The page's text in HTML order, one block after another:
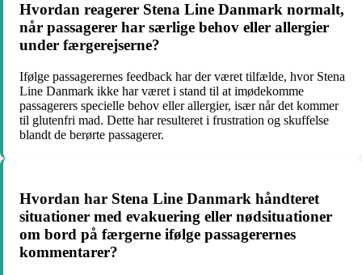
Hvordan reagerer Stena Line Danmark normalt,
når passagerer har særlige behov eller allergier
under færgerejserne?
Ifølge passagerernes feedback har der været tilfælde, hvor Stena
Line Danmark ikke har været i stand til at imødekomme
passagerers specielle behov eller allergier, især når det kommer
til glutenfri mad. Dette har resulteret i frustration og skuffelse
blandt de berørte passagerer.
Hvordan har Stena Line Danmark håndteret
situationer med evakuering eller nødsituationer
om bord på færgerne ifølge passagerernes
kommentarer?